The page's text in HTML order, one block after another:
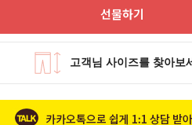
선물하기